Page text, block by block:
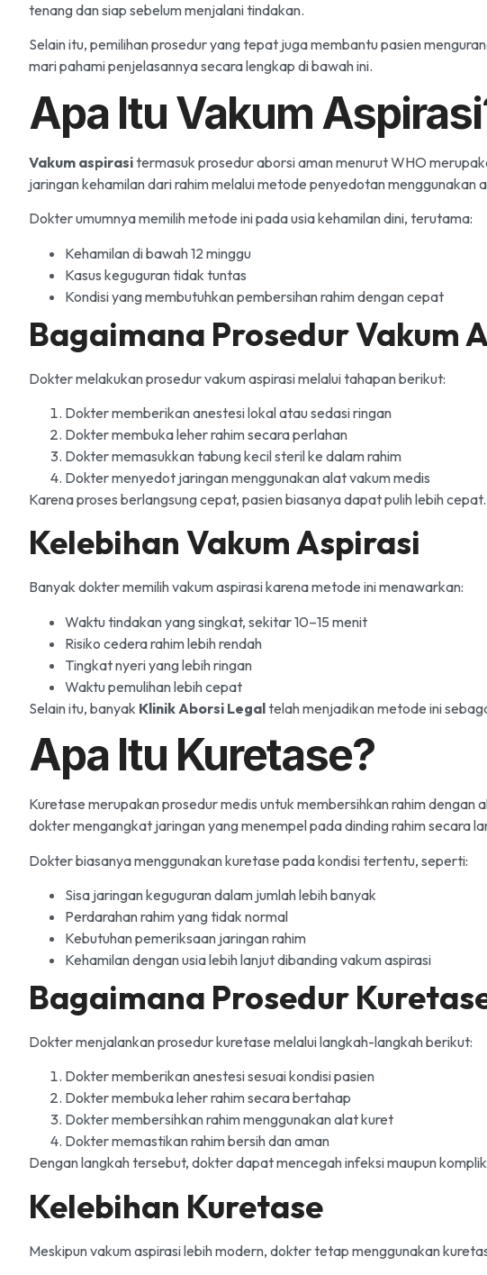
tenang dan siap sebelum menjalani tindakan.
Selain itu, pemilihan prosedur yang tepat juga membantu pasien
mari pahami penjelasannya secara lengkap di bawah ini.
Apa Itu Vakum
Vakum aspirasitermasuk prosedur aborsi aman menurutWHO
jaringan kehamilan dari rahim melalui metode penyedotan menggunakan
Dokter umumnya memilih metode ini pada usia kehamilan dini, terutama:
Kehamilan di bawah 12 minggu
Kasus keguguran tidak tuntas
Kondisi yang membutuhkan pembersihan rahim dengan cepat
Bagaimana Prosedur Vakum
Dokter melakukan prosedur vakum aspirasi melalui tahapan berikut:
Dokter memberikan anestesi lokal atau sedasi ringan
Dokter membuka leher rahim secara perlahan
Dokter memasukkan tabung kecil steril ke dalam rahim
Dokter menyedot jaringan menggunakan alat vakum medis
Karena proses berlangsung cepat, pasien biasanya dapat pulih lebih cepat.
Kelebihan Vakum Aspirasi
Banyak dokter memilih vakum aspirasi karena metode ini menawarkan:
Waktu tindakan yang singkat, sekitar 10–15 menit
Risiko cedera rahim lebih rendah
Tingkat nyeri yang lebih ringan
Waktu pemulihan lebih cepat
Selain itu, banyak Klinik Aborsi Legaltelah menjadikan metode ini
Apa Itu Kuretase?
Kuretase merupakan prosedur medis untuk membersihkan rahim dengan
dokter mengangkat jaringan yang menempel pada dinding rahim secara
Dokter biasanya menggunakan kuretase pada kondisi tertentu, seperti:
Sisa jaringan keguguran dalam jumlah lebih banyak
Perdarahan rahim yang tidak normal
Kebutuhan pemeriksaan jaringan rahim
Kehamilan dengan usia lebih lanjut dibanding vakum aspirasi
Bagaimana Prosedur
Dokter menjalankan prosedur kuretase melalui langkah-langkah berikut:
Dokter memberikan anestesi sesuai kondisi pasien
Dokter membuka leher rahim secara bertahap
Dokter membersihkan rahim menggunakan alat kuret
Dokter memastikan rahim bersih dan aman
Dengan langkah tersebut, dokter dapat mencegah infeksi maupun
Kelebihan Kuretase
Meskipun vakum aspirasi lebih modern, dokter tetap menggunakan